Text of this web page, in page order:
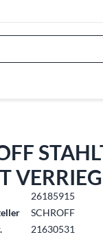
26185915
SCHROFF
21630531